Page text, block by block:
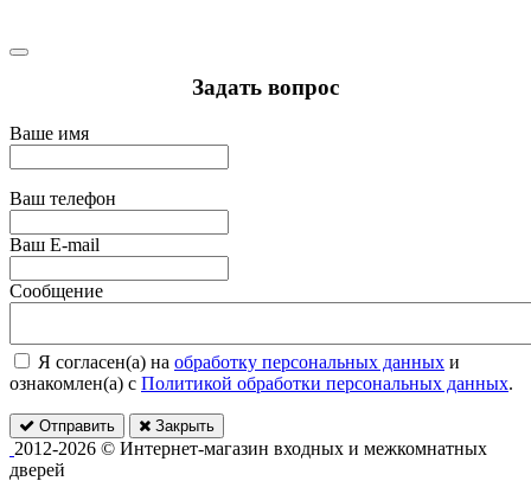
Задать вопрос
Ваше имя
Ваш телефон
Ваш E-mail
Сообщение
Я согласен(а) на обработку персональных данных и
ознакомлен(а) с Политикой обработки персональных данных.
Отправить Закрыть
2012-2026 © Интернет-магазин входных и межкомнатных
дверей